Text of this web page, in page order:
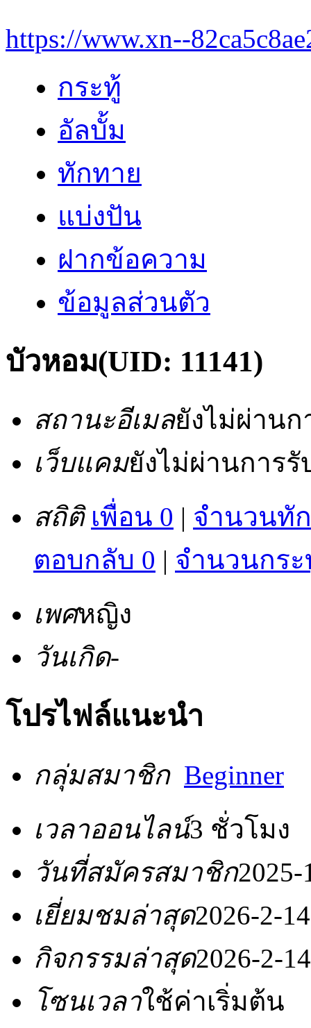
https://www.xn--
กระทู้
อัลบั้ม
ทักทาย
แบ่งปัน
ฝากข้อความ
ข้อมูลส่วนตัว
บัวหอม(UID: 11141)
สถานะอีเมลยังไม่ผ่านก
เว็บแคมยังไม่ผ่านการรั
สถิติ เพื่อน 0 | จำนวนทั
ตอบกลับ 0 | จำนวนกระ
เพศหญิง
วันเกิด-
โปรไฟล์แนะนำ
กลุ่มสมาชิก Beginner
เวลาออนไลน์3 ชั่วโมง
วันที่สมัครสมาชิก2025-
เยี่ยมชมล่าสุด2026-2-
กิจกรรมล่าสุด2026-2-
โซนเวลาใช้ค่าเริ่มต้น